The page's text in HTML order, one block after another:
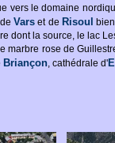
vers le domaine
deVars et de Risoul
dont la source, le lac
marbre rose de
Briançon, cathédrale d'